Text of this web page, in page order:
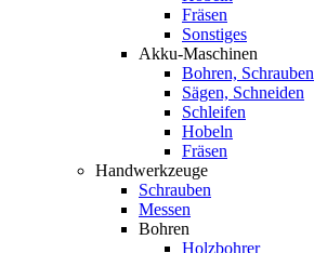
Fräsen
Sonstiges
Akku-Maschinen
Bohren, Schrauben
Sägen, Schneiden
Schleifen
Hobeln
Fräsen
Handwerkzeuge
Schrauben
Messen
Bohren
Holzbohrer